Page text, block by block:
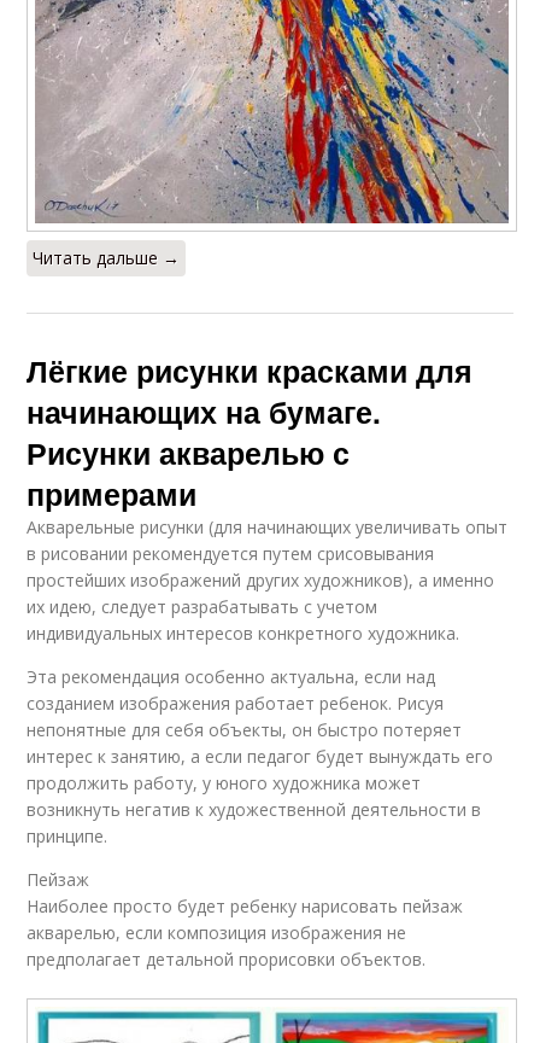
Читать дальше →
Лёгкие рисунки красками для
начинающих на бумаге.
Рисунки акварелью с
примерами
Акварельные рисунки (для начинающих увеличивать опыт
в рисовании рекомендуется путем срисовывания
простейших изображений других художников), а именно
их идею, следует разрабатывать с учетом
индивидуальных интересов конкретного художника.
Эта рекомендация особенно актуальна, если над
созданием изображения работает ребенок. Рисуя
непонятные для себя объекты, он быстро потеряет
интерес к занятию, а если педагог будет вынуждать его
продолжить работу, у юного художника может
возникнуть негатив к художественной деятельности в
принципе.
Пейзаж
Наиболее просто будет ребенку нарисовать пейзаж
акварелью, если композиция изображения не
предполагает детальной прорисовки объектов.